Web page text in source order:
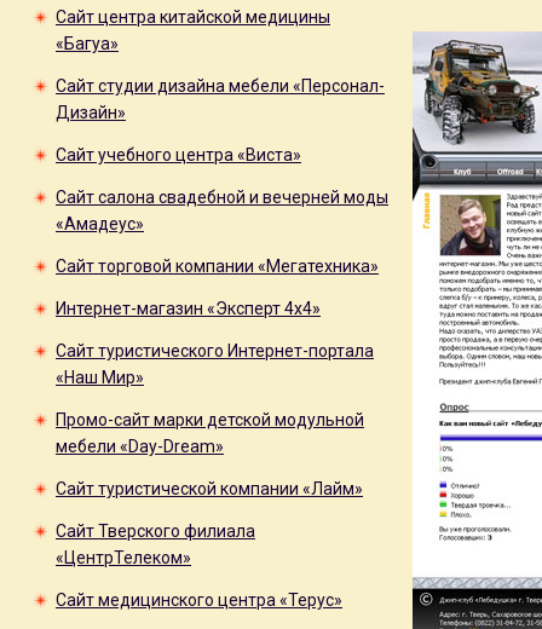
Сайт центра китайской медицины
«Багуа»
Сайт студии дизайна мебели «Персонал-
Дизайн»
Сайт учебного центра «Виста»
Сайт салона свадебной и вечерней моды
«Амадеус»
Сайт торговой компании «Мегатехника»
Интернет-магазин «Эксперт 4x4»
Сайт туристического Интернет-портала
«Наш Мир»
Промо-сайт марки детской модульной
мебели «Day-Dream»
Сайт туристической компании «Лайм»
Сайт Тверского филиала
«ЦентрТелеком»
Сайт медицинского центра «Терус»